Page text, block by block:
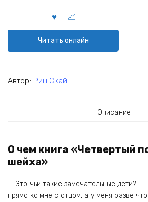
Читать онлайн
Автор: Рин Скай
Описание
О чем книга «Четвертый
шейха»
— Это чьи такие замечательные дети? –
прямо ко мне с отцом, а у меня разве